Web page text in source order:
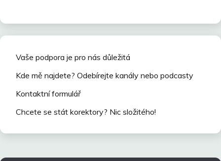
Vaše podpora je pro nás důležitá
Kde mě najdete? Odebírejte kanály nebo podcasty
Kontaktní formulář
Chcete se stát korektory? Nic složitého!